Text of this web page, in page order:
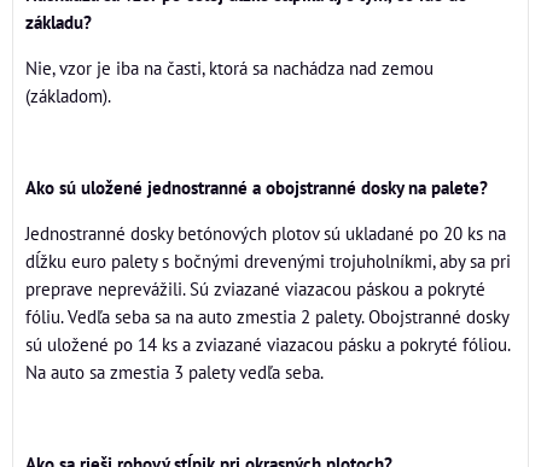
základu?
Nie, vzor je iba na časti, ktorá sa nachádza nad zemou
(základom).
Ako sú uložené jednostranné a obojstranné dosky na palete?
Jednostranné dosky betónových plotov sú ukladané po 20 ks na
dĺžku euro palety s bočnými drevenými trojuholníkmi, aby sa pri
preprave neprevážili. Sú zviazané viazacou páskou a pokryté
fóliu. Vedľa seba sa na auto zmestia 2 palety. Obojstranné dosky
sú uložené po 14 ks a zviazané viazacou pásku a pokryté fóliou.
Na auto sa zmestia 3 palety vedľa seba.